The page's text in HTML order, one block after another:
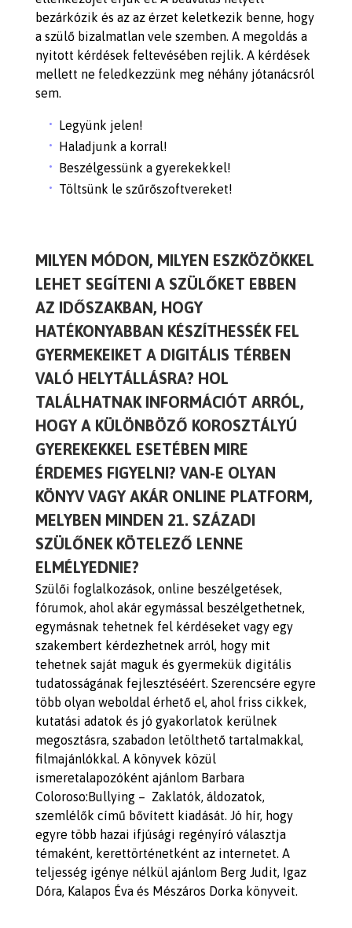
bezárkózik és az az érzet keletkezik benne, hogy
a szülő bizalmatlan vele szemben. A megoldás a
nyitott kérdések feltevésében rejlik. A kérdések
mellett ne feledkezzünk meg néhány jótanácsról
sem.
Legyünk jelen!
Haladjunk a korral!
Beszélgessünk a gyerekekkel!
Töltsünk le szűrőszoftvereket!
MILYEN MÓDON, MILYEN ESZKÖZÖKKEL
LEHET SEGÍTENI A SZÜLŐKET EBBEN
AZ IDŐSZAKBAN, HOGY
HATÉKONYABBAN KÉSZÍTHESSÉK FEL
GYERMEKEIKET A DIGITÁLIS TÉRBEN
VALÓ HELYTÁLLÁSRA? HOL
TALÁLHATNAK INFORMÁCIÓT ARRÓL,
HOGY A KÜLÖNBÖZŐ KOROSZTÁLYÚ
GYEREKEKKEL ESETÉBEN MIRE
ÉRDEMES FIGYELNI? VAN-E OLYAN
KÖNYV VAGY AKÁR ONLINE PLATFORM,
MELYBEN MINDEN 21. SZÁZADI
SZÜLŐNEK KÖTELEZŐ LENNE
ELMÉLYEDNIE?
Szülői foglalkozások, online beszélgetések,
fórumok, ahol akár egymással beszélgethetnek,
egymásnak tehetnek fel kérdéseket vagy egy
szakembert kérdezhetnek arról, hogy mit
tehetnek saját maguk és gyermekük digitális
tudatosságának fejlesztéséért. Szerencsére egyre
több olyan weboldal érhető el, ahol friss cikkek,
kutatási adatok és jó gyakorlatok kerülnek
megosztásra, szabadon letölthető tartalmakkal,
filmajánlókkal. A könyvek közül
ismeretalapozóként ajánlom Barbara
Coloroso:Bullying – Zaklatók, áldozatok,
szemlélők című bővített kiadását. Jó hír, hogy
egyre több hazai ifjúsági regényíró választja
témaként, kerettörténetként az internetet. A
teljesség igénye nélkül ajánlom Berg Judit, Igaz
Dóra, Kalapos Éva és Mészáros Dorka könyveit.